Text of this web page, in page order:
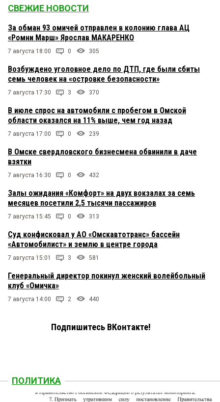
СВЕЖИЕ НОВОСТИ
За обман 93 омичей отправлен в колонию глава АЦ
«Ромни Марш» Ярослав МАКАРЕНКО
7 августа 18:00 0 305
Возбуждено уголовное дело по ДТП, где были сбиты
семь человек на «островке безопасности»
7 августа 17:30 3 370
В июле спрос на автомобили с пробегом в Омской
области оказался на 11% выше, чем год назад
7 августа 17:00 0 239
В Омске свердловского бизнесмена обвинили в даче
взятки
7 августа 16:30 0 432
Залы ожидания «Комфорт» на двух вокзалах за семь
месяцев посетили 2,5 тысячи пассажиров
7 августа 15:45 0 313
Суд конфисковал у АО «Омскавтотранс» бассейн
«Автомобилист» и землю в центре города
7 августа 15:01 3 581
Генеральный директор покинул женский волейбольный
клуб «Омичка»
7 августа 14:00 2 440
Подпишитесь ВКонтакте!
ПОЛИТИКА